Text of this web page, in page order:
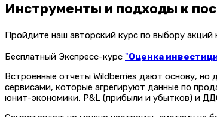
Инструменты и подходы к
Пройдите наш авторский курс по выбору
Бесплатный Экспресс-курс "Оценка
Встроенные отчеты Wildberries дают основу,
сервисами, которые агрегируют данные по
юнит-экономики, P&L (прибыли и убытков) и